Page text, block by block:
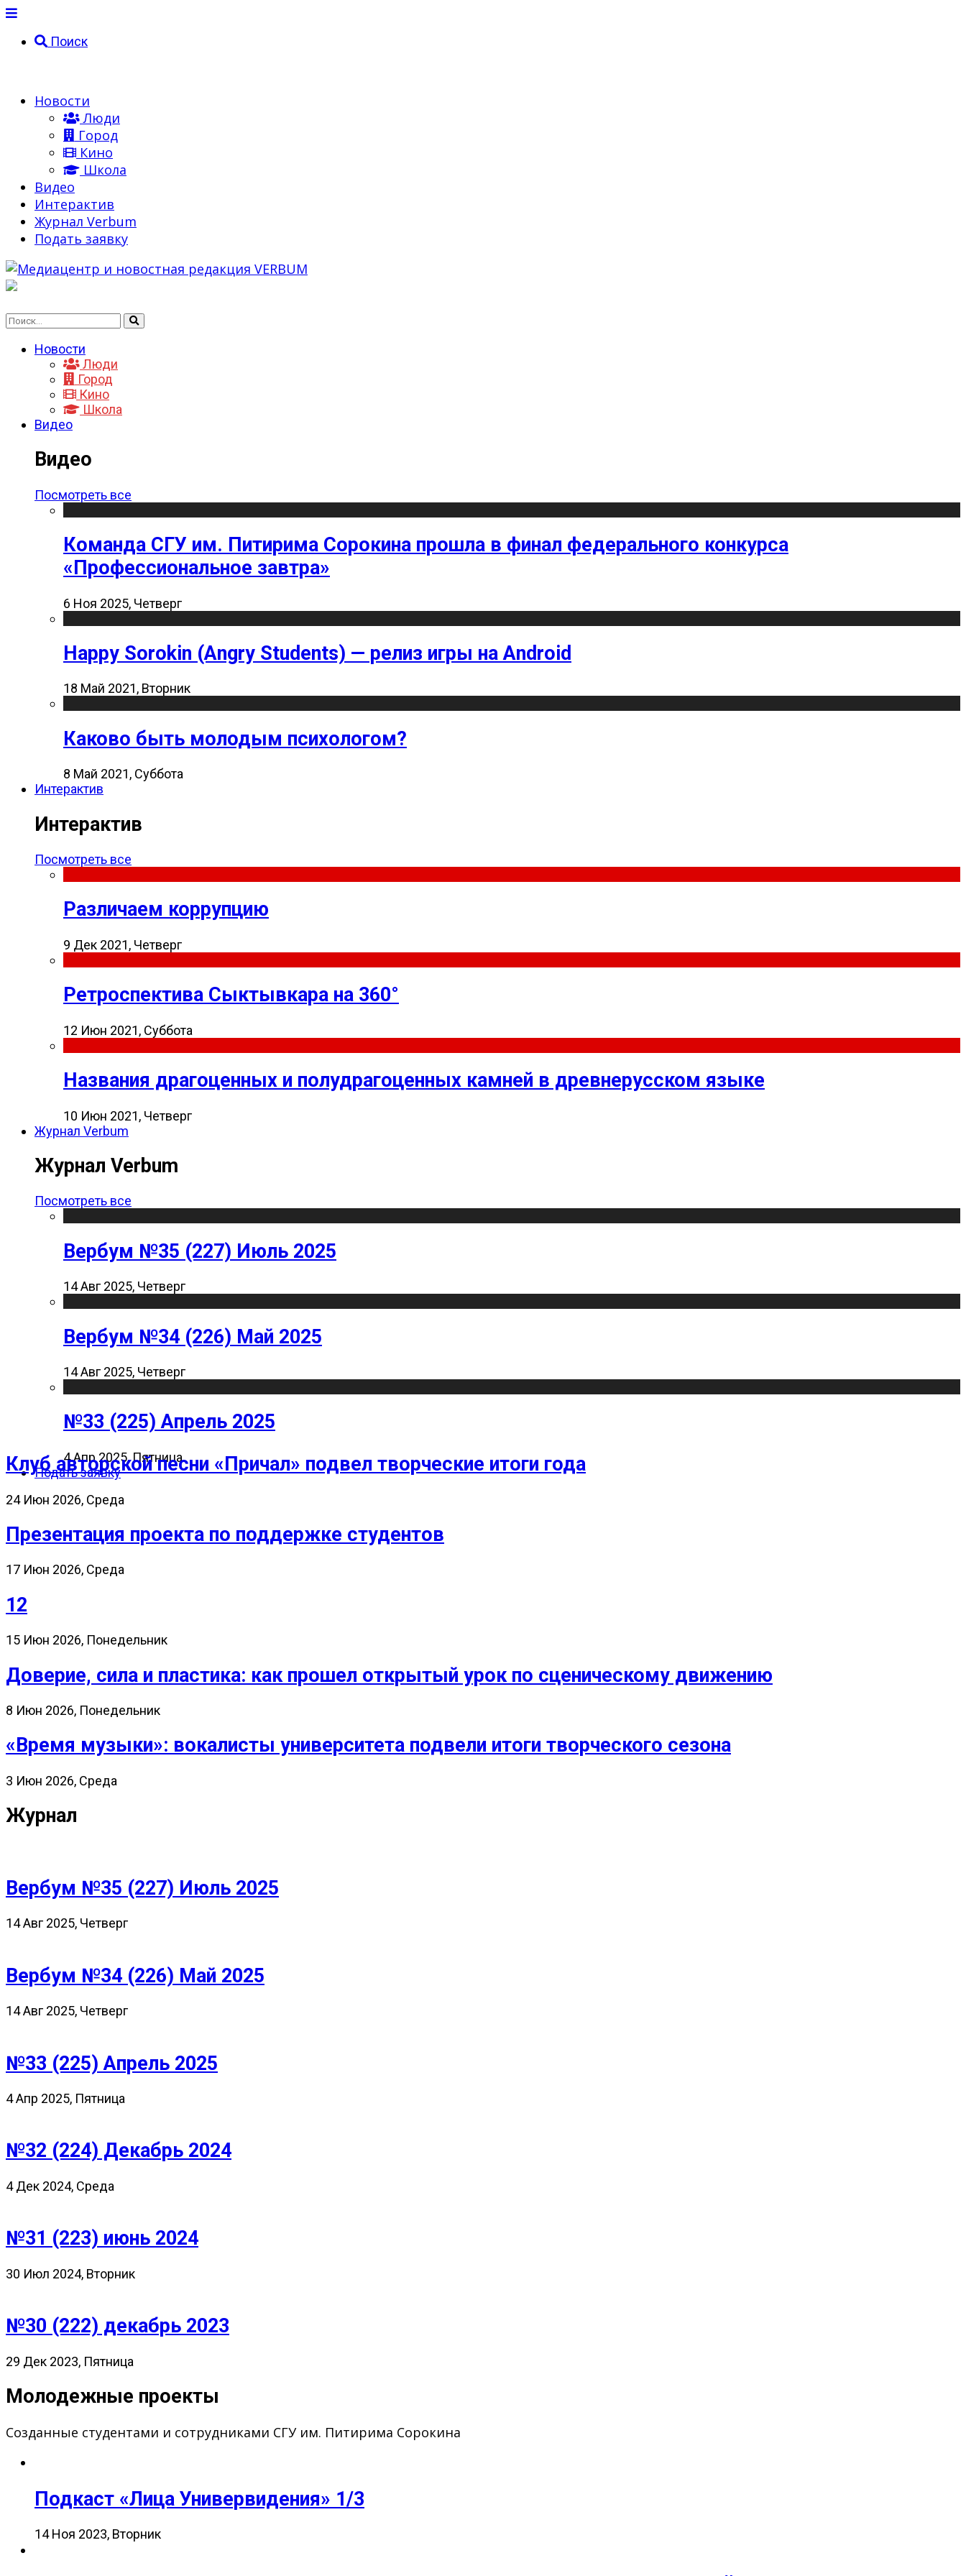
Поиск
Новости
Люди
Город
Кино
Школа
Видео
Интерактив
Журнал Verbum
Подать заявку
Новости
Люди
Город
Кино
Школа
Видео
Видео
Посмотреть все
Команда СГУ им. Питирима Сорокина прошла в финал федерального конкурса
«Профессиональное завтра»
6 Ноя 2025, Четверг
Happy Sorokin (Angry Students) — релиз игры на Android
18 Май 2021, Вторник
Каково быть молодым психологом?
8 Май 2021, Суббота
Интерактив
Интерактив
Посмотреть все
Различаем коррупцию
9 Дек 2021, Четверг
Ретроспектива Сыктывкара на 360°
12 Июн 2021, Суббота
Названия драгоценных и полудрагоценных камней в древнерусском языке
10 Июн 2021, Четверг
Журнал Verbum
Журнал Verbum
Посмотреть все
Вербум №35 (227) Июль 2025
14 Авг 2025, Четверг
Вербум №34 (226) Май 2025
14 Авг 2025, Четверг
№33 (225) Апрель 2025
4 Апр 2025, Пятница
Подать заявку
Клуб авторской песни «Причал» подвел творческие итоги года
24 Июн 2026, Среда
Презентация проекта по поддержке студентов
17 Июн 2026, Среда
12
15 Июн 2026, Понедельник
Доверие, сила и пластика: как прошел открытый урок по сценическому движению
8 Июн 2026, Понедельник
«Время музыки»: вокалисты университета подвели итоги творческого сезона
3 Июн 2026, Среда
Журнал
Вербум №35 (227) Июль 2025
14 Авг 2025, Четверг
Вербум №34 (226) Май 2025
14 Авг 2025, Четверг
№33 (225) Апрель 2025
4 Апр 2025, Пятница
№32 (224) Декабрь 2024
4 Дек 2024, Среда
№31 (223) июнь 2024
30 Июл 2024, Вторник
№30 (222) декабрь 2023
29 Дек 2023, Пятница
Молодежные проекты
Созданные студентами и сотрудниками СГУ им. Питирима Сорокина
Подкаст «Лица Универвидения» 1/3
14 Ноя 2023, Вторник